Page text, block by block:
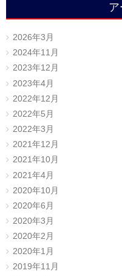
2026年3月
2024年11月
2023年12月
2023年4月
2022年12月
2022年5月
2022年3月
2021年12月
2021年10月
2021年4月
2020年10月
2020年6月
2020年3月
2020年2月
2020年1月
2019年11月